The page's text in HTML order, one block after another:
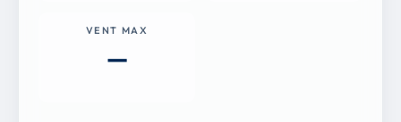
VENT MAX
—